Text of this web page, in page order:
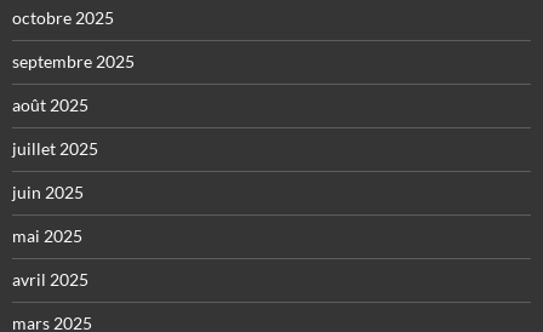
octobre 2025
septembre 2025
août 2025
juillet 2025
juin 2025
mai 2025
avril 2025
mars 2025